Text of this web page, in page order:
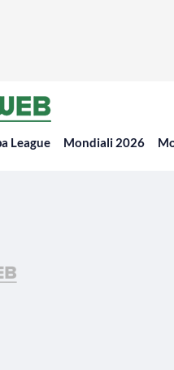
League Mondiali 2026